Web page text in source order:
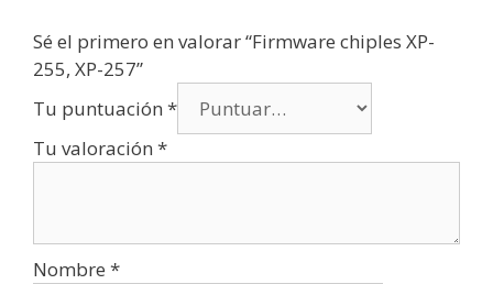
Sé el primero en valorar “Firmware chiples XP-
255, XP-257”
Tu puntuación *
Tu valoración *
Nombre *